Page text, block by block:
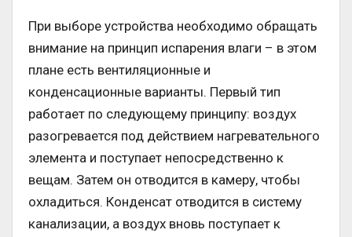
При выборе устройства необходимо обращать
внимание на принцип испарения влаги – в этом
плане есть вентиляционные и
конденсационные варианты. Первый тип
работает по следующему принципу: воздух
разогревается под действием нагревательного
элемента и поступает непосредственно к
вещам. Затем он отводится в камеру, чтобы
охладиться. Конденсат отводится в систему
канализации, а воздух вновь поступает к